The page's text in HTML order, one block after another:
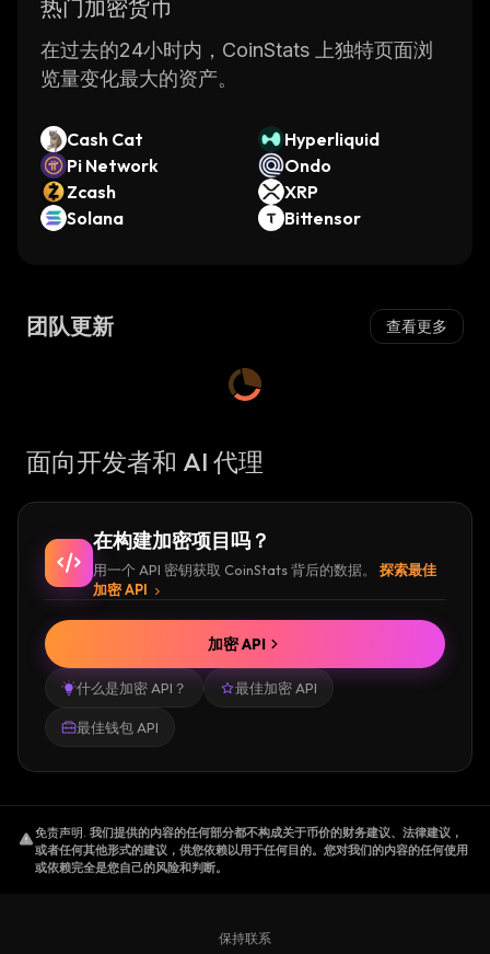
热门加密货币
在过去的24小时内，CoinStats 上独特页面浏
览量变化最大的资产。
Cash Cat
Hyperliquid
Pi Network
Ondo
Zcash
XRP
Solana
Bittensor
团队更新 查看更多
面向开发者和 AI 代理
在构建加密项目吗？
用一个 API 密钥获取 CoinStats 背后的数据。
探索最佳
加密 API
什么是加密 API？ 最佳加密 API
最佳钱包 API
加密 API
免责声明. 我们提供的内容的任何部分都不构成关于币价的财务建议、法律建议，
或者任何其他形式的建议，供您依赖以用于任何目的。您对我们的内容的任何使用
或依赖完全是您自己的风险和判断。
保持联系